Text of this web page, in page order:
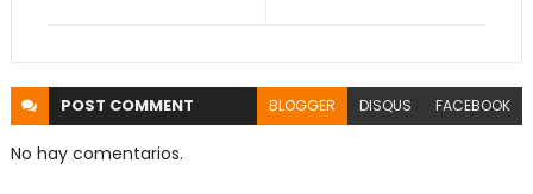
POST COMMENT BLOGGER DISQUS FACEBOOK
No hay comentarios.